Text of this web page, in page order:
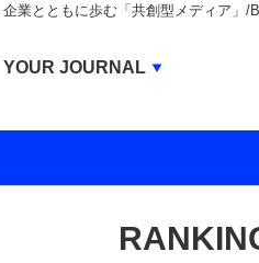
業とともに歩む「共創型メディア」/
YOUR JOURNAL
BUSINESS JOURNAL
IVS JOURNAL